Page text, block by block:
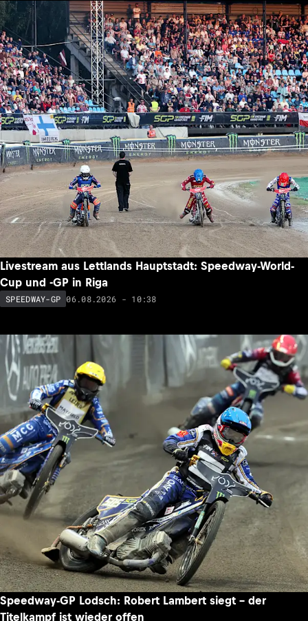
Livestream aus Lettlands Hauptstadt: Speedway-World-
Cup und -GP in Riga
SPEEDWAY-GP 06.08.2026 - 10:38
Speedway-GP Lodsch: Robert Lambert siegt – der
Titelkampf ist wieder offen